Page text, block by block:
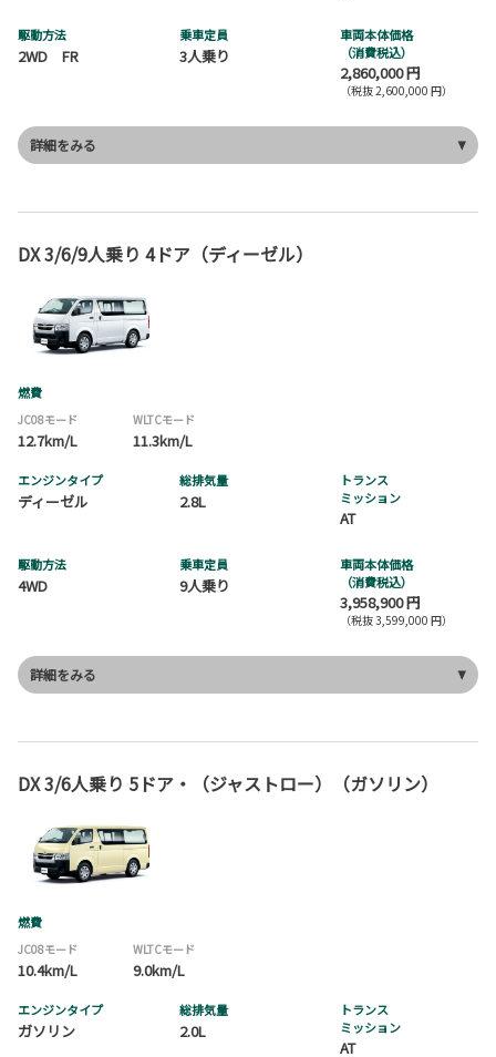
駆動方法
2WD FR
乗車定員
3人乗り
車両本体価格
（消費税込）
2,860,000 円
（税抜 2,600,000 円）
詳細をみる
DX 3/6/9人乗り 4ドア（ディーゼル）
燃費
JC08モード
12.7km/L
WLTCモード
11.3km/L
エンジンタイプ
ディーゼル
総排気量
2.8L
トランス
ミッション
AT
駆動方法
4WD
乗車定員
9人乗り
車両本体価格
（消費税込）
3,958,900 円
（税抜 3,599,000 円）
詳細をみる
DX 3/6人乗り 5ドア・（ジャストロー）（ガソリン）
燃費
JC08モード
10.4km/L
WLTCモード
9.0km/L
エンジンタイプ
ガソリン
総排気量
2.0L
トランス
ミッション
AT